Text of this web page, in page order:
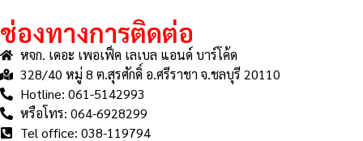
ช่องทางการติดต่อ
หจก. เดอะ เพอเฟ็ค เลเบล แอนด์ บาร์โค้ด
328/40 หมู่ 8 ต.สุรศักดิ์ อ.ศรีราชา จ.ชลบุรี 20110
Hotline: 061-5142993
หรือโทร: 064-6928299
Tel office: 038-119794